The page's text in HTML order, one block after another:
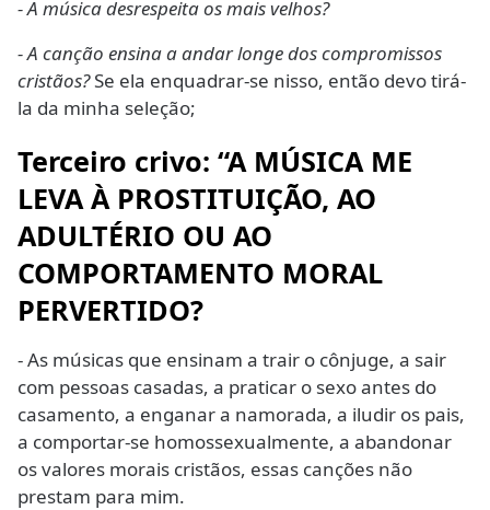
- A música desrespeita os mais velhos?
- A canção ensina a andar longe dos compromissos
cristãos?Se ela enquadrar-se nisso, então devo tirá-
la da minha seleção;
Terceiro crivo: “A MÚSICA ME
LEVA À PROSTITUIÇÃO, AO
ADULTÉRIO OU AO
COMPORTAMENTO MORAL
PERVERTIDO?
- As músicas que ensinam a trair o cônjuge, a sair
com pessoas casadas, a praticar o sexo antes do
casamento, a enganar a namorada, a iludir os pais,
a comportar-se homossexualmente, a abandonar
os valores morais cristãos, essas canções não
prestam para mim.